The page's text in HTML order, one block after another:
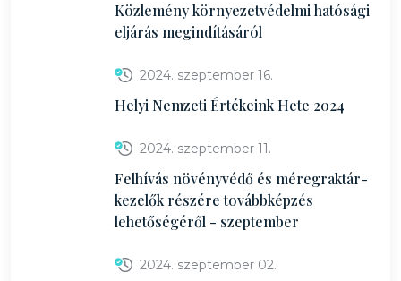
Közlemény környezetvédelmi hatósági
eljárás megindításáról
2024. szeptember 16.
Helyi Nemzeti Értékeink Hete 2024
2024. szeptember 11.
Felhívás növényvédő és méregraktár-
kezelők részére továbbképzés
lehetőségéről - szeptember
2024. szeptember 02.